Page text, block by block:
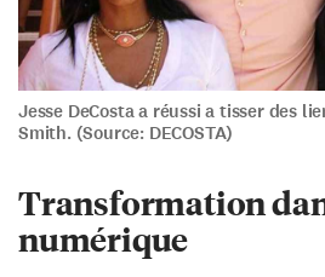
Jesse DeCosta a réussi a tisser des
Smith. (Source: DECOSTA)
Transformation
numérique